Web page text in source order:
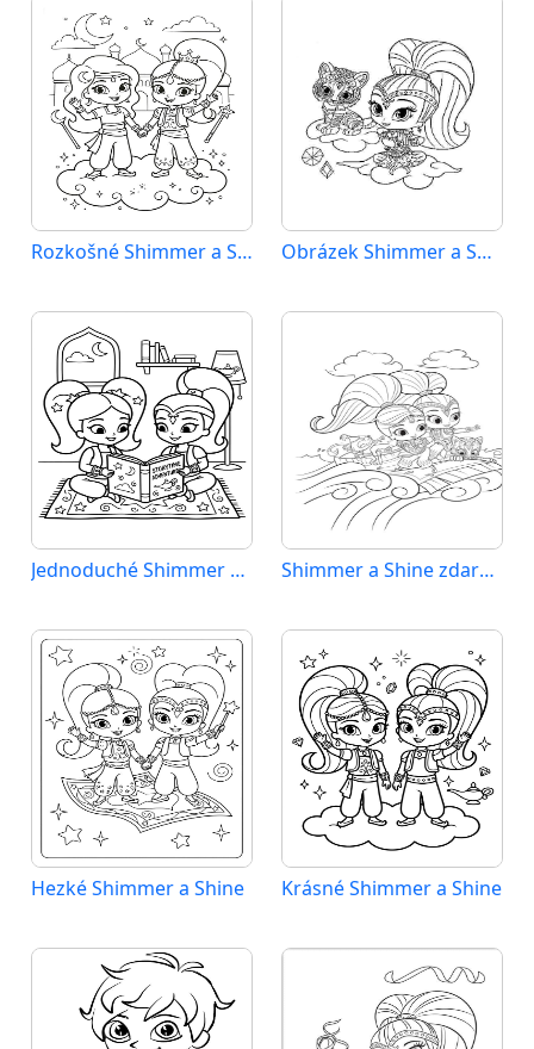
Rozkošné Shimmer a Shine Obrázek Shimmer a Shine zdarma
Jednoduché Shimmer a Shine Shimmer a Shine zdarma
Hezké Shimmer a Shine Krásné Shimmer a Shine